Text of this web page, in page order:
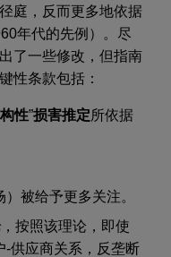
庭，反而更多地依据
年代的先例）。尽
了一些修改，但指南
性条款包括：
性”损害推定所依据
）被给予更多关注。
，按照该理论，即使
-供应商关系，反垄断